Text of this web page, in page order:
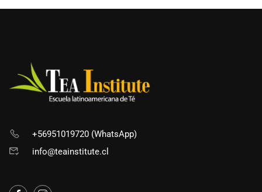
+56951019720 (WhatsApp)
info@teainstitute.cl